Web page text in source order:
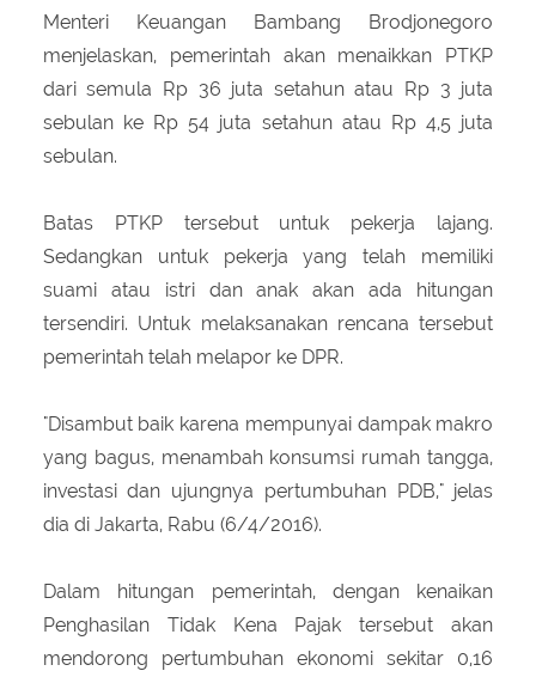
Menteri Keuangan Bambang Brodjonegoro
menjelaskan, pemerintah akan menaikkan PTKP
dari semula Rp 36 juta setahun atau Rp 3 juta
sebulan ke Rp 54 juta setahun atau Rp 4,5 juta
sebulan.
Batas PTKP tersebut untuk pekerja lajang.
Sedangkan untuk pekerja yang telah memiliki
suami atau istri dan anak akan ada hitungan
tersendiri. Untuk melaksanakan rencana tersebut
pemerintah telah melapor ke DPR.
"Disambut baik karena mempunyai dampak makro
yang bagus, menambah konsumsi rumah tangga,
investasi dan ujungnya pertumbuhan PDB," jelas
dia di Jakarta, Rabu (6/4/2016).
Dalam hitungan pemerintah, dengan kenaikan
Penghasilan Tidak Kena Pajak tersebut akan
mendorong pertumbuhan ekonomi sekitar 0,16